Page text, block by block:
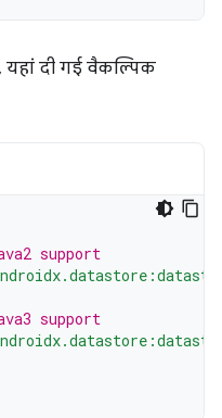
दी गई वैकल्पिक
support
support